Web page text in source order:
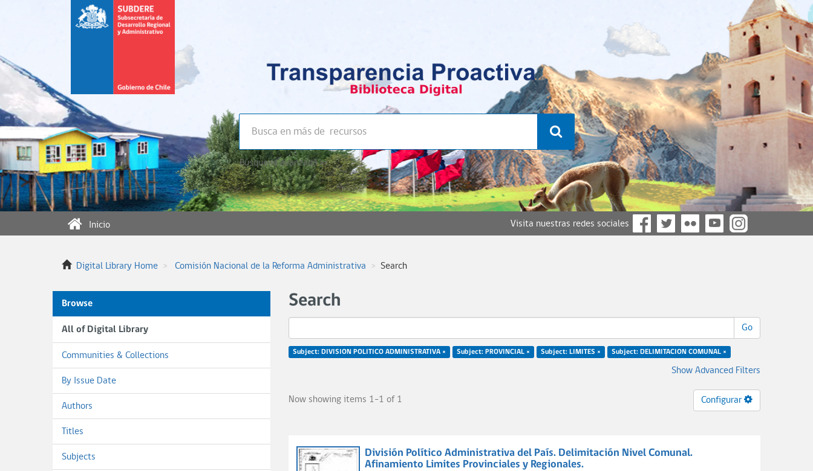
Búsqueda avanzada >>
Inicio Visita nuestras redes sociales
Digital Library Home Comisión Nacional de la Reforma Administrativa Search
Browse
All of Digital Library
Communities & Collections
By Issue Date
Authors
Titles
Subjects
Search
Go
Subject: DIVISION POLITICO ADMINISTRATIVA × Subject: PROVINCIAL × Subject: LIMITES × Subject: DELIMITACION COMUNAL ×
Show Advanced Filters
Now showing items 1-1 of 1 Configurar
División Político Administrativa del País. Delimitación Nivel Comunal.
Afinamiento Limites Provinciales y Regionales.